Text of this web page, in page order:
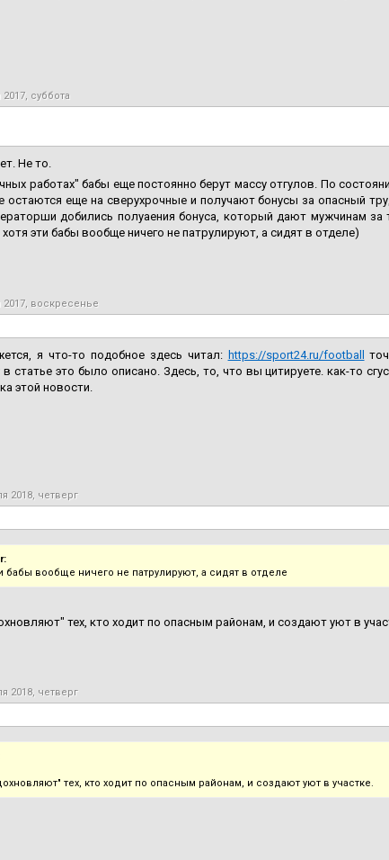
суббота
Не то.
работах" бабы еще постоянно берут массу отгулов. По
остаются еще на сверухрочные и получают бонусы за опасный
добились полуаения бонуса, который дают мужчинам
эти бабы вообще ничего не патрулируют, а сидят в отделе)
2017, воскресенье
я что-то подобное здесь читал: https://sport24.ru/football
в статье это было описано. Здесь, то, что вы цитируете. как-то
этой новости.
2018, четверг
бабы вообще ничего не патрулируют, а сидят в отделе
тех, кто ходит по опасным районам, и создают уют в
2018, четверг
тех, кто ходит по опасным районам, и создают уют в участке.